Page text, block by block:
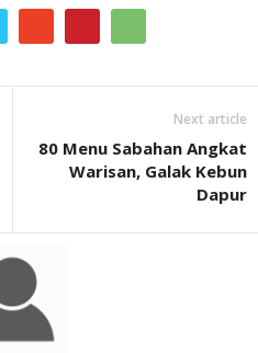
Next article
80 Menu Sabahan Angkat
Warisan, Galak Kebun
Dapur